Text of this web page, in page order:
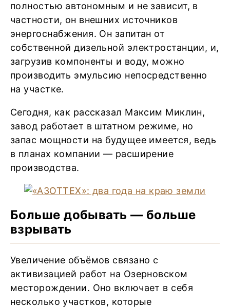
полностью автономным и не зависит, в
частности, он внешних источников
энергоснабжения. Он запитан от
собственной дизельной электростанции, и,
загрузив компоненты и воду, можно
производить эмульсию непосредственно
на участке.
Сегодня, как рассказал Максим Миклин,
завод работает в штатном режиме, но
запас мощности на будущее имеется, ведь
в планах компании ― расширение
производства.
Больше добывать ― больше
взрывать
Увеличение объёмов связано с
активизацией работ на Озерновском
месторождении. Оно включает в себя
несколько участков, которые